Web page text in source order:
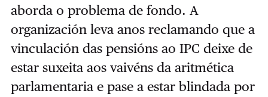
aborda o problema de fondo. A
organización leva anos reclamando que a
vinculación das pensións ao IPC deixe de
estar suxeita aos vaivéns da aritmética
parlamentaria e pase a estar blindada por